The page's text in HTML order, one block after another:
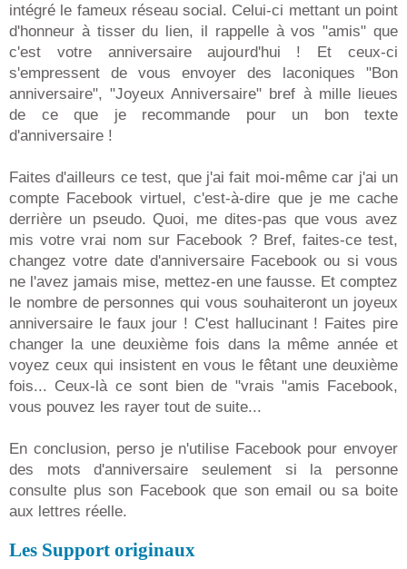
intégré le fameux réseau social. Celui-ci mettant un point
d'honneur à tisser du lien, il rappelle à vos "amis" que
c'est votre anniversaire aujourd'hui ! Et ceux-ci
s'empressent de vous envoyer des laconiques "Bon
anniversaire", "Joyeux Anniversaire" bref à mille lieues
de ce que je recommande pour un bon texte
d'anniversaire !
Faites d'ailleurs ce test, que j'ai fait moi-même car j'ai un
compte Facebook virtuel, c'est-à-dire que je me cache
derrière un pseudo. Quoi, me dites-pas que vous avez
mis votre vrai nom sur Facebook ? Bref, faites-ce test,
changez votre date d'anniversaire Facebook ou si vous
ne l'avez jamais mise, mettez-en une fausse. Et comptez
le nombre de personnes qui vous souhaiteront un joyeux
anniversaire le faux jour ! C'est hallucinant ! Faites pire
changer la une deuxième fois dans la même année et
voyez ceux qui insistent en vous le fêtant une deuxième
fois... Ceux-là ce sont bien de "vrais "amis Facebook,
vous pouvez les rayer tout de suite...
En conclusion, perso je n'utilise Facebook pour envoyer
des mots d'anniversaire seulement si la personne
consulte plus son Facebook que son email ou sa boite
aux lettres réelle.
Les Support originaux